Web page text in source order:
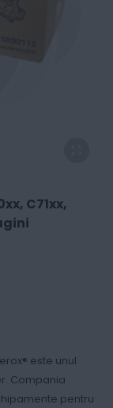
C71xx,
este unul
Compania
pentru